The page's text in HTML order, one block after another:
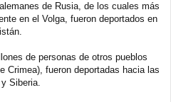
de Rusia, de los cuales más
en el Volga, fueron deportados en
de personas de otros pueblos
Crimea), fueron deportadas hacia las
Siberia.